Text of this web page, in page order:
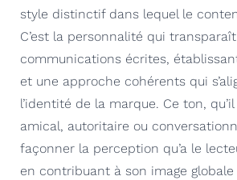
style distinctif dans lequel le
C’est la personnalité qui
communications écrites,
et une approche cohérents qui
l’identité de la marque. Ce ton,
amical, autoritaire ou
façonner la perception qu’a le
en contribuant à son image